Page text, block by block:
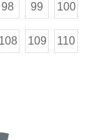
98 99 100
108 109 110